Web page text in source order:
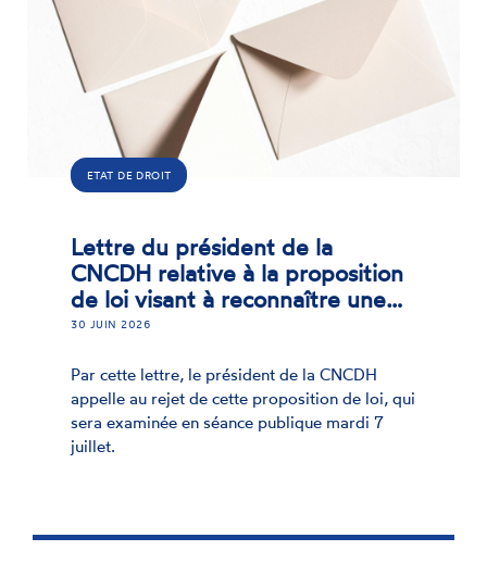
ETAT DE DROIT
Lettre du président de la
CNCDH relative à la proposition
de loi visant à reconnaître une…
30 JUIN 2026
Par cette lettre, le président de la CNCDH
appelle au rejet de cette proposition de loi, qui
sera examinée en séance publique mardi 7
juillet.